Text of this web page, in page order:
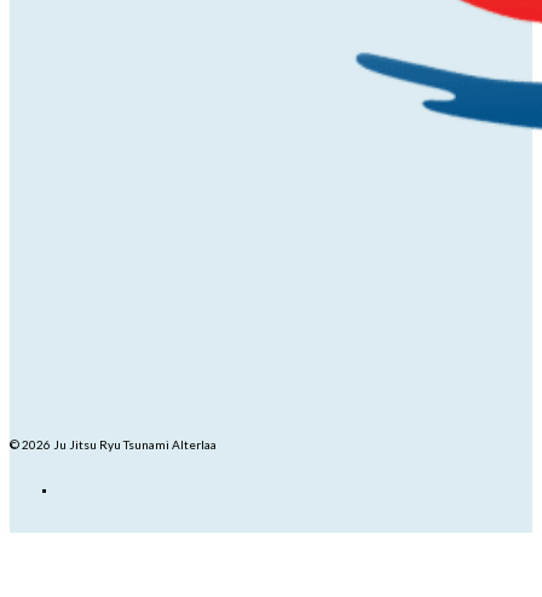
© 2026 Ju Jitsu Ryu Tsunami Alterlaa